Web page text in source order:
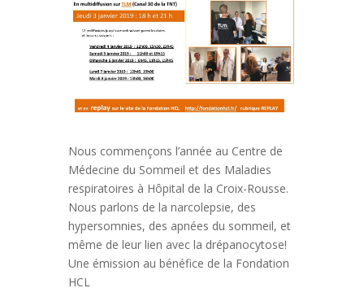
Nous commençons l’année au Centre de
Médecine du Sommeil et des Maladies
respiratoires à Hôpital de la Croix-Rousse.
Nous parlons de la narcolepsie, des
hypersomnies, des apnées du sommeil, et
même de leur lien avec la drépanocytose!
Une émission au bénéfice de la Fondation
HCL